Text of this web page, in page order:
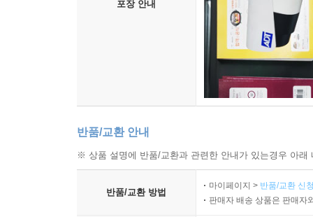
포장 안내
반품/교환 안내
※ 상품 설명에 반품/교환과 관련한 안내가 있는경우 아
반품/교환 방법
마이페이지 > 반품/교환 신
판매자 배송 상품은 판매자